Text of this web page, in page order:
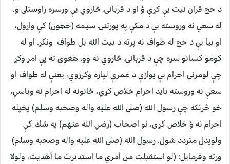
د حج قران نيت يې كړې ؤ او د قربانۍ څاروي يې ورسره راوستلى و.
له سعي نه وروسته يې د مكې په پورتنۍ سيمه (حجون) كې واړول،
او بيا يې د حج له طواف نه پرته د بيت الله بل طواف ونكړ. او له
كومو كسانو سره چې د قربانۍ څاروي نه وو، هغوى ته يې امر وكړ
چې لومړنى احرام يې يوازې د عمرې لپاره وګرزوي، يعنې له طواف او
سعې نه وروسته بايد احرام خلاص كړي، ځانونه له احرام نه وباسي،
خو څرنګه چې رسول الله (صلى الله عليه واله وصحبه وسلم) پخپله
احرام نه ؤ خلاص كړى، نو اصحاب (رضي الله عنهم) په شك كې
ولويدل متردد شول. رسول الله (صلى الله عليه واله وصحبه وسلم)
ورته وفرمايل: ‏(‏لو استقبلت من أمري ما استدبرت ما أهديت، ولولا